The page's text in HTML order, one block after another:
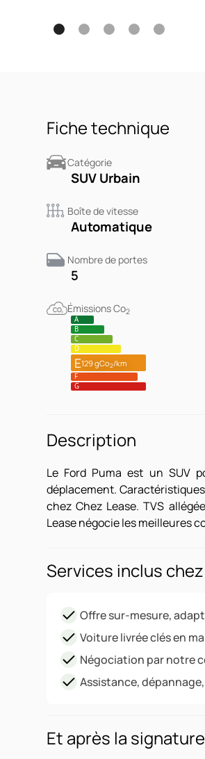
Fiche technique
Catégorie
SUV Urbain
Boîte de vitesse
Automatique
Nombre de portes
5
Émissions Co2
A
B
C
D
E129 gCo2/km
F
G
Description
Le Ford Puma est un SUV
déplacement.
chez Chez Lease. TVS
Lease négocie les meilleures
Services inclus
Offre sur-mesure,
Voiture livrée clés en
Négociation par notre
Assistance,
Et après la